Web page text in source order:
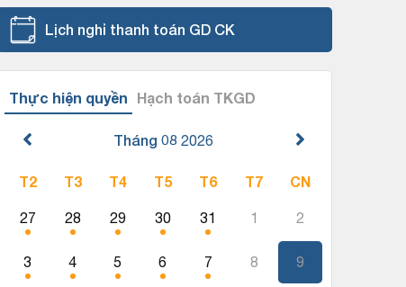
Lịch nghỉ thanh toán GD CK
Thực hiện quyền Hạch toán TKGD
Tháng 08 2026
T2 T3 T4 T5 T6 T7 CN
27 28 29 30 31 1 2
3 4 5 6 7 8 9